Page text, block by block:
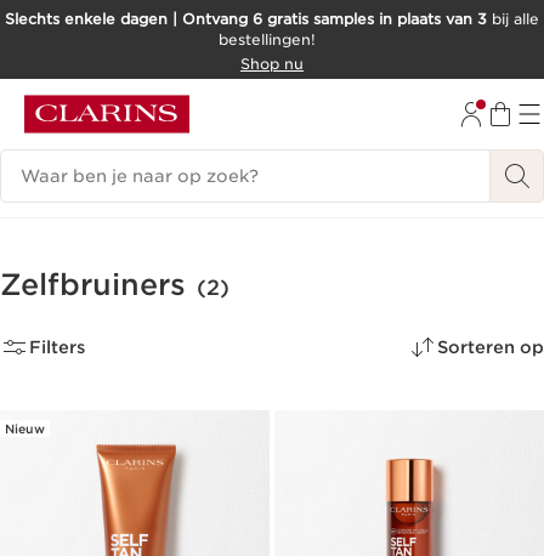
DOORGAAN NAAR INHOUD
Slechts enkele dagen | Ontvang 6 gratis samples in plaats van 3 bij alle
bestellingen!
Shop nu
Zoekgeschiedenis
Zelfbruiners (2)
Filters Sorteren op
Nieuw